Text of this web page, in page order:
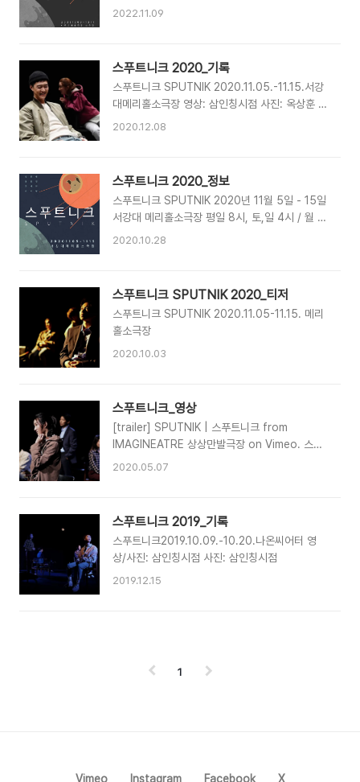
월 공연 없음티켓예매: 아르코대학로예술극장, 인
디자인: 이지연음향디자인: 목소 영상기록: 삼인칭
시점사진기록: 옥상훈조연출: 김상훈제작PD: 이
시은
2022.11.09
스푸트니크 2020_기록
스푸트니크 SPUTNIK 2020.11.05.-11.15.서강
대메리홀소극장 영상: 삼인칭시점 사진: 옥상훈 사
진: Ⓒ옥상훈
2020.12.08
스푸트니크 2020_정보
스푸트니크 SPUTNIK 2020년 11월 5일 - 15일
서강대 메리홀소극장 평일 8시, 토,일 4시 / 월 공
연 없음 티켓예매: 인터파크, Melon티켓, 대학로
기 분장디자인: 이지연 음향디자인: 목소 영상기
록: 삼인칭시점 사진기록: 옥상훈 조연출, 홍보: 임
서영 제작PD: 이시은
2020.10.28
스푸트니크 SPUTNIK 2020_티저
스푸트니크 SPUTNIK 2020.11.05-11.15. 메리
홀소극장
2020.10.03
스푸트니크_영상
[trailer] SPUTNIK | 스푸트니크 from
IMAGINEATRE 상상만발극장 on Vimeo. 스푸
트니크 SPUTNIK 작/연출 박해성 Created by
SHIN 2019. 10. 09. - 10. 20. 나온씨어터
Naon Theater 제작 상상만발극장 Produced
by Contemporary Theatre Company
IMAGINEATRE
2020.05.07
스푸트니크 2019_기록
스푸트니크2019.10.09.-10.20.나온씨어터 영
상/사진: 삼인칭시점 사진: 삼인칭시점
2019.12.15
1
Vimeo Instagram Facebook X